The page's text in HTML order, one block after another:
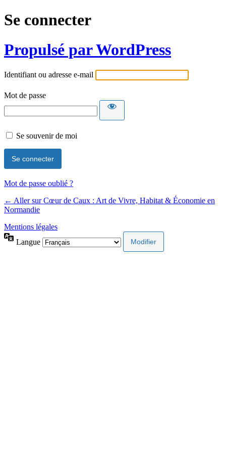
Se connecter
Propulsé par WordPress
Identifiant ou adresse e-mail
Mot de passe
Se souvenir de moi
Mot de passe oublié ?
← Aller sur Cœur de Caux : Art de Vivre, Habitat & Économie en
Normandie
Mentions légales
Langue